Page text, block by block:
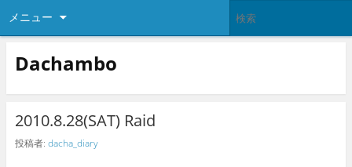
メニュー
Dachambo
2010.8.28(SAT) Raid
投稿者: dacha_diary